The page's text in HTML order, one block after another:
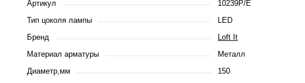
Артикул
10239P/E
Тип цоколя лампы
LED
Бренд
Loft It
Материал арматуры
Металл
Диаметр,мм
150